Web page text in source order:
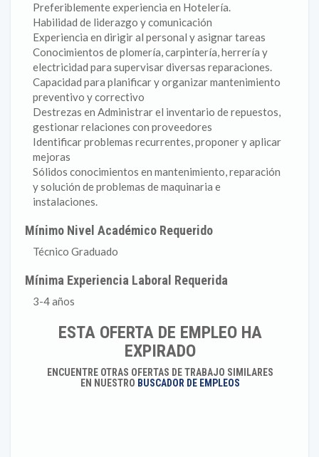
Preferiblemente experiencia en Hotelería.
Habilidad de liderazgo y comunicación
Experiencia en dirigir al personal y asignar tareas
Conocimientos de plomería, carpintería, herrería y
electricidad para supervisar diversas reparaciones.
Capacidad para planificar y organizar mantenimiento
preventivo y correctivo
Destrezas en Administrar el inventario de repuestos,
gestionar relaciones con proveedores
Identificar problemas recurrentes, proponer y aplicar
mejoras
Sólidos conocimientos en mantenimiento, reparación
y solución de problemas de maquinaria e
instalaciones.
Mínimo Nivel Académico Requerido
Técnico Graduado
Mínima Experiencia Laboral Requerida
3-4 años
ESTA OFERTA DE EMPLEO HA
EXPIRADO
ENCUENTRE OTRAS OFERTAS DE TRABAJO SIMILARES
EN NUESTRO BUSCADOR DE EMPLEOS